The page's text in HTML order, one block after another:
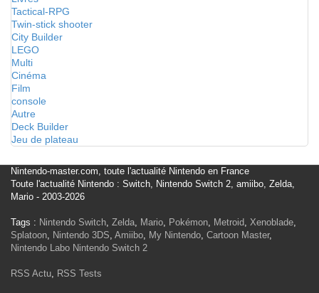
Tactical-RPG
Twin-stick shooter
City Builder
LEGO
Multi
Cinéma
Film
console
Autre
Deck Builder
Jeu de plateau
Nintendo-master.com, toute l'actualité Nintendo en France
Toute l'actualité Nintendo : Switch, Nintendo Switch 2, amiibo, Zelda,
Mario - 2003-2026
Tags : Nintendo Switch, Zelda, Mario, Pokémon, Metroid, Xenoblade,
Splatoon, Nintendo 3DS, Amiibo, My Nintendo, Cartoon Master,
Nintendo Labo Nintendo Switch 2
RSS Actu, RSS Tests